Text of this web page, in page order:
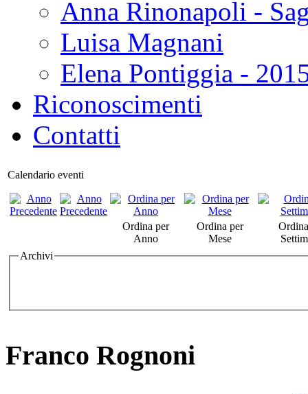
Anna Rinonapoli -
Luisa Magnani
Elena Pontiggia -
Riconoscimenti
Contatti
Calendario eventi
Ordina per
Anno
Ordina per
Mese
Archivi
Franco Rognoni